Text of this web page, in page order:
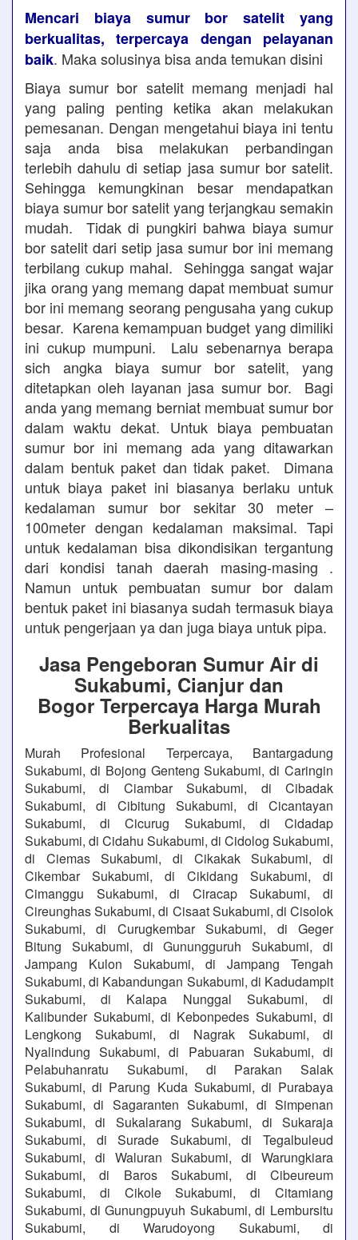
Mencari biaya sumur bor satelit yang
berkualitas, terpercaya dengan pelayanan
baik. Maka solusinya bisa anda temukan disini
Biaya sumur bor satelit memang menjadi hal
yang paling penting ketika akan melakukan
pemesanan. Dengan mengetahui biaya ini tentu
saja anda bisa melakukan perbandingan
terlebih dahulu di setiap jasa sumur bor satelit.
Sehingga kemungkinan besar mendapatkan
biaya sumur bor satelit yang terjangkau semakin
mudah. Tidak di pungkiri bahwa biaya sumur
bor satelit dari setip jasa sumur bor ini memang
terbilang cukup mahal. Sehingga sangat wajar
jika orang yang memang dapat membuat sumur
bor ini memang seorang pengusaha yang cukup
besar. Karena kemampuan budget yang dimiliki
ini cukup mumpuni. Lalu sebenarnya berapa
sich angka biaya sumur bor satelit, yang
ditetapkan oleh layanan jasa sumur bor. Bagi
anda yang memang berniat membuat sumur bor
dalam waktu dekat. Untuk biaya pembuatan
sumur bor ini memang ada yang ditawarkan
dalam bentuk paket dan tidak paket. Dimana
untuk biaya paket ini biasanya berlaku untuk
kedalaman sumur bor sekitar 30 meter –
100meter dengan kedalaman maksimal. Tapi
untuk kedalaman bisa dikondisikan tergantung
dari kondisi tanah daerah masing-masing .
Namun untuk pembuatan sumur bor dalam
bentuk paket ini biasanya sudah termasuk biaya
untuk pengerjaan ya dan juga biaya untuk pipa.
Jasa Pengeboran Sumur Air di
Sukabumi, Cianjur dan
Bogor Terpercaya Harga Murah
Berkualitas
Murah Profesional Terpercaya, Bantargadung
Sukabumi, di Bojong Genteng Sukabumi, di Caringin
Sukabumi, di Ciambar Sukabumi, di Cibadak
Sukabumi, di Cibitung Sukabumi, di Cicantayan
Sukabumi, di Cicurug Sukabumi, di Cidadap
Sukabumi, di Cidahu Sukabumi, di Cidolog Sukabumi,
di Ciemas Sukabumi, di Cikakak Sukabumi, di
Cikembar Sukabumi, di Cikidang Sukabumi, di
Cimanggu Sukabumi, di Ciracap Sukabumi, di
Cireunghas Sukabumi, di Cisaat Sukabumi, di Cisolok
Sukabumi, di Curugkembar Sukabumi, di Geger
Bitung Sukabumi, di Gunungguruh Sukabumi, di
Jampang Kulon Sukabumi, di Jampang Tengah
Sukabumi, di Kabandungan Sukabumi, di Kadudampit
Sukabumi, di Kalapa Nunggal Sukabumi, di
Kalibunder Sukabumi, di Kebonpedes Sukabumi, di
Lengkong Sukabumi, di Nagrak Sukabumi, di
Nyalindung Sukabumi, di Pabuaran Sukabumi, di
Pelabuhanratu Sukabumi, di Parakan Salak
Sukabumi, di Parung Kuda Sukabumi, di Purabaya
Sukabumi, di Sagaranten Sukabumi, di Simpenan
Sukabumi, di Sukalarang Sukabumi, di Sukaraja
Sukabumi, di Surade Sukabumi, di Tegalbuleud
Sukabumi, di Waluran Sukabumi, di Warungkiara
Sukabumi, di Baros Sukabumi, di Cibeureum
Sukabumi, di Cikole Sukabumi, di Citamiang
Sukabumi, di Gunungpuyuh Sukabumi, di Lembursitu
Sukabumi, di Warudoyong Sukabumi, di